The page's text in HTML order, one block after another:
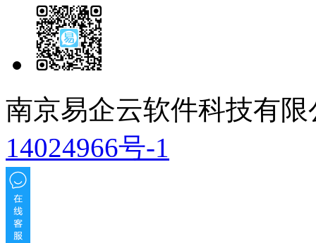
南京易企云软件科技有
14024966号-1